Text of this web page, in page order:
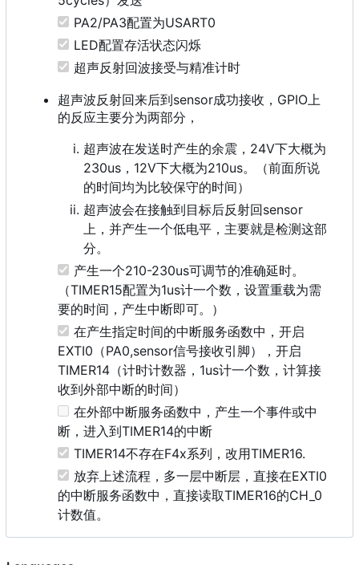
PA2/PA3配置为USART0
LED配置存活状态闪烁
超声反射回波接受与精准计时
超声波反射回来后到sensor成功接收，GPIO上
的反应主要分为两部分，
超声波在发送时产生的余震，24V下大概为
230us，12V下大概为210us。（前面所说
的时间均为比较保守的时间）
超声波会在接触到目标后反射回sensor
上，并产生一个低电平，主要就是检测这部
分。
产生一个210-230us可调节的准确延时。
（TIMER15配置为1us计一个数，设置重载为需
要的时间，产生中断即可。）
在产生指定时间的中断服务函数中，开启
EXTI0（PA0,sensor信号接收引脚），开启
TIMER14（计时计数器，1us计一个数，计算接
收到外部中断的时间）
在外部中断服务函数中，产生一个事件或中
断，进入到TIMER14的中断
TIMER14不存在F4x系列，改用TIMER16.
放弃上述流程，多一层中断层，直接在EXTI0
的中断服务函数中，直接读取TIMER16的CH_0
计数值。